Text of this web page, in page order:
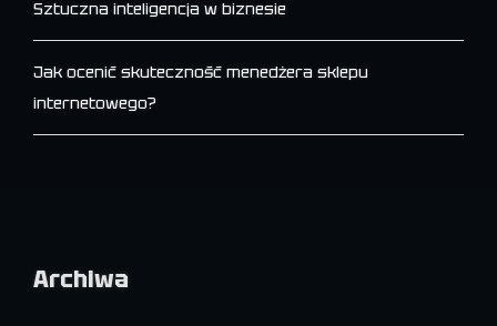
Sztuczna inteligencja w biznesie
Jak ocenić skuteczność menedżera sklepu
internetowego?
Archiwa